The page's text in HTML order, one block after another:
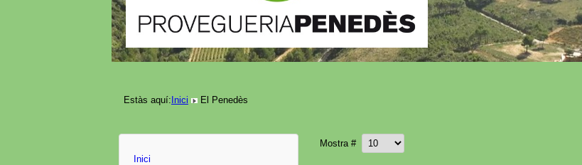
Estàs aquí:Inici El Penedès
Inici
Mostra #